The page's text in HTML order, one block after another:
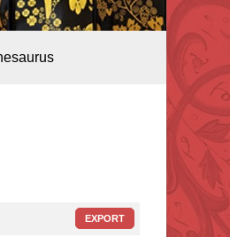
EXPORT